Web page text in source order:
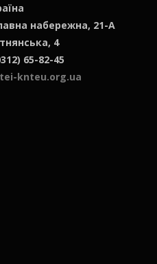
набережна, 21-А
4
65-82-45
knteu.org.ua